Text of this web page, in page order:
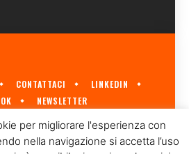
CONTATTACI
LINKEDIN
NEWSLETTER
ITALIANO SULL'ECONOMIA UNGHERESE
DIITL GROUP© 2023
per migliorare l'esperienza con
nella navigazione si accetta l’uso